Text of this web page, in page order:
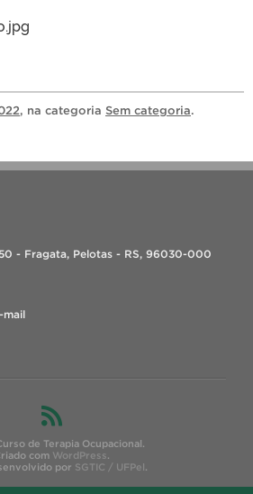
, na categoria Sem categoria.
- Fragata, Pelotas - RS, 96030-000
mail
de Terapia Ocupacional.
com WordPress.
por SGTIC / UFPel.